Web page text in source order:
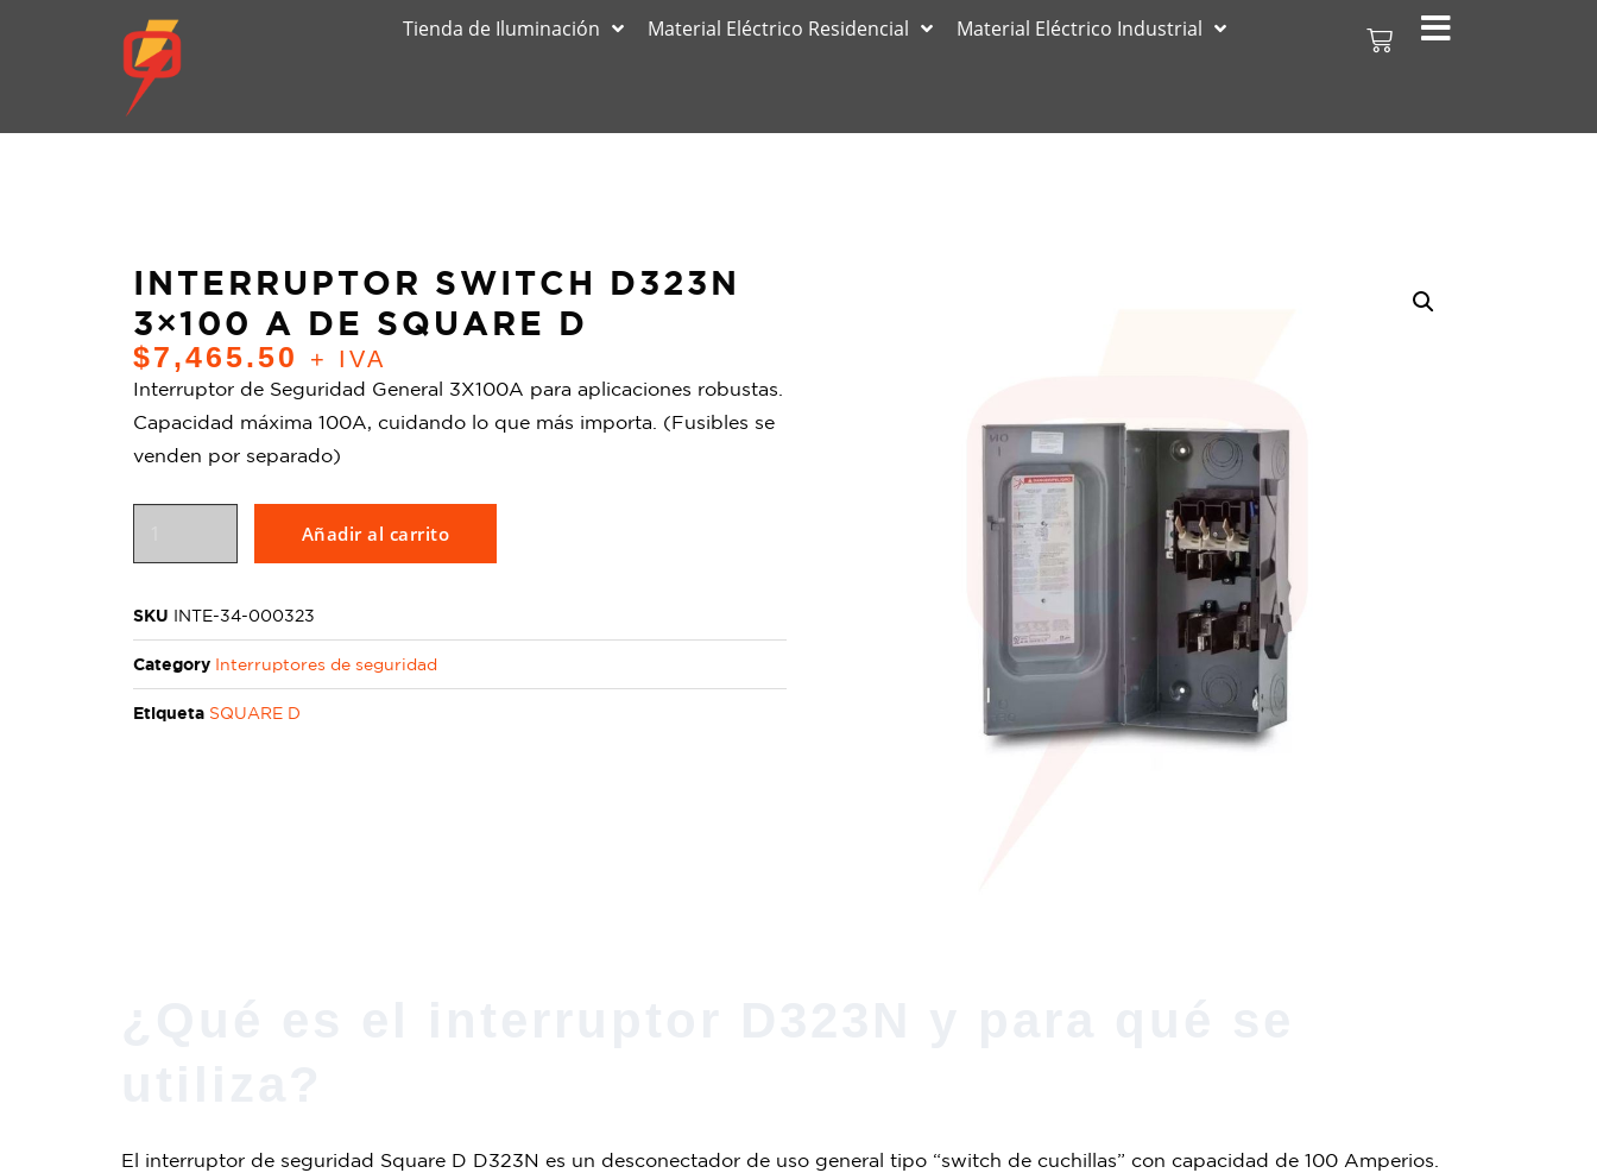
Tienda de Iluminación Material Eléctrico Residencial Material Eléctrico Industrial
INTERRUPTOR SWITCH D323N
3×100 A DE SQUARE D
$7,465.50 + IVA
Interruptor de Seguridad General 3X100A para aplicaciones robustas.
Capacidad máxima 100A, cuidando lo que más importa. (Fusibles se
venden por separado)
Añadir al carrito
SKU INTE-34-000323
Category Interruptores de seguridad
Etiqueta SQUARE D
El interruptor de seguridad Square D D323N es un desconectador de uso general tipo “switch de cuchillas” con capacidad de 100 Amperios.